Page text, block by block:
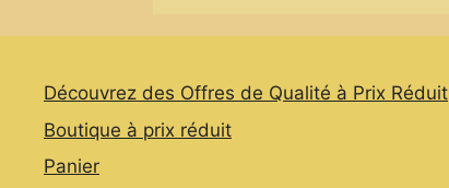
may
chosen
Découvrez des Offres de Qualité à Prix Réduit
Boutique à prix réduit
Panier